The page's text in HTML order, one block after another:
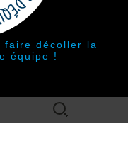
faire décoller la
équipe !
Rechercher :